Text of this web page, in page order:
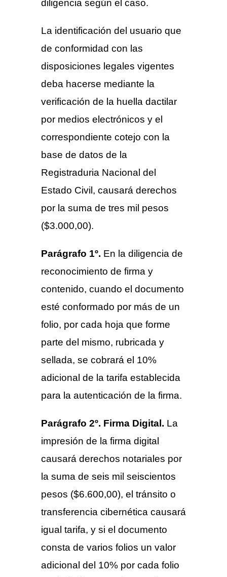
diligencia según el caso.
La identificación del usuario que
de conformidad con las
disposiciones legales vigentes
deba hacerse mediante la
verificación de la huella dactilar
por medios electrónicos y el
correspondiente cotejo con la
base de datos de la
Registraduria Nacional del
Estado Civil, causará derechos
por la suma de tres mil pesos
($3.000,00).
Parágrafo 1º. En la diligencia de
reconocimiento de firma y
contenido, cuando el documento
esté conformado por más de un
folio, por cada hoja que forme
parte del mismo, rubricada y
sellada, se cobrará el 10%
adicional de la tarifa establecida
para la autenticación de la firma.
Parágrafo 2º. Firma Digital. La
impresión de la firma digital
causará derechos notariales por
la suma de seis mil seiscientos
pesos ($6.600,00), el tránsito o
transferencia cibernética causará
igual tarifa, y si el documento
consta de varios folios un valor
adicional del 10% por cada folio